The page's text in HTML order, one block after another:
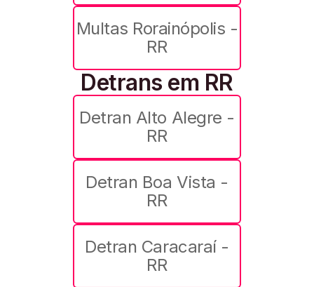
Multas Rorainópolis -
RR
Detrans em RR
Detran Alto Alegre -
RR
Detran Boa Vista -
RR
Detran Caracaraí -
RR